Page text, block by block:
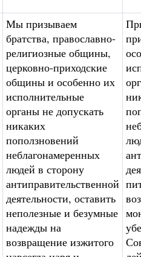
Мы призываем
братства, православно-
религиозные общины,
церковно-приходские
общины и особенно их
исполнительные
органы не допускать
никаких
поползновений
неблагонамеренных
людей в сторону
антиправительственной
деятельности, оставить
неполезные и безумные
надежды на
возвращение изжитого